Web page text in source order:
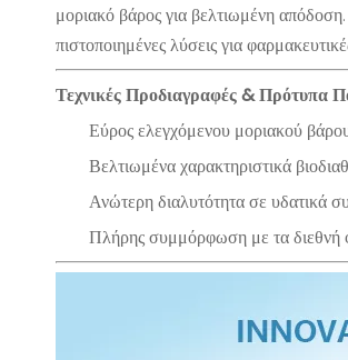
μοριακό βάρος για βελτιωμένη απόδοση.
πιστοποιημένες λύσεις για
Τεχνικές Προδιαγραφές & Πρότυπα
Εύρος ελεγχόμενου μοριακού
Βελτιωμένα χαρακτηριστικά
Ανώτερη διαλυτότητα σε υδατικά
Πλήρης συμμόρφωση με τα διεθνή